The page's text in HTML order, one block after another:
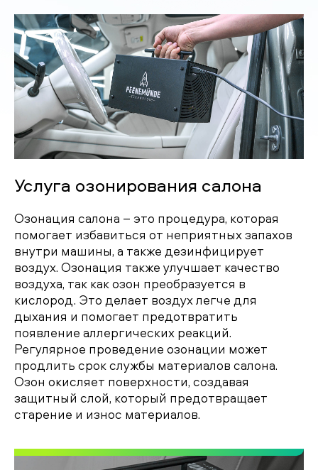
Услуга озонирования салона
Озонация салона – это процедура, которая
помогает избавиться от неприятных запахов
внутри машины, а также дезинфицирует
воздух. Озонация также улучшает качество
воздуха, так как озон преобразуется в
кислород. Это делает воздух легче для
дыхания и помогает предотвратить
появление аллергических реакций.
Регулярное проведение озонации может
продлить срок службы материалов салона.
Озон окисляет поверхности, создавая
защитный слой, который предотвращает
старение и износ материалов.